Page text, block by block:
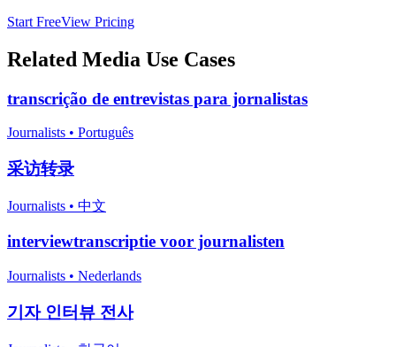
Start FreeView Pricing
Related Media Use Cases
transcrição de entrevistas para jornalistas
Journalists • Português
采访转录
Journalists • 中文
interviewtranscriptie voor journalisten
Journalists • Nederlands
기자 인터뷰 전사